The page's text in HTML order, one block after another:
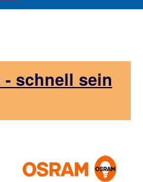
- schnell sein